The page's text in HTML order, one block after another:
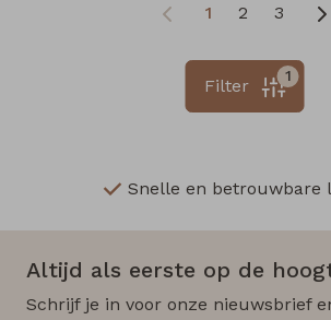
1 2 3
1
Filter
Snelle en betrouwbare
Altijd als eerste op de
Schrijf je in voor onze nieuwsbrief